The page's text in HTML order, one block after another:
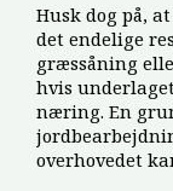
Husk dog på,
det endelige
græssåning
hvis
næring. En
overhovedet